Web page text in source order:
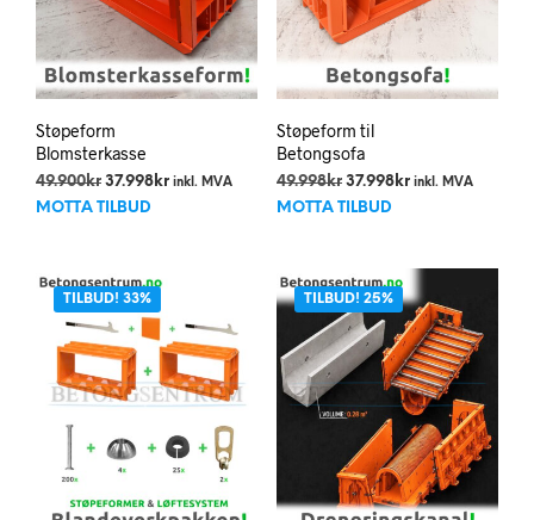
Støpeform
Blomsterkasse
49.900kr Opprinnelig
pris
37.998 krNåværende
inkl. MVA
MOTTA TILBUD
Støpeform til
Betongsofa
49.998kr Opprinnelig
pris
37.998krNåværende
inkl. MVA
MOTTA TILBUD
TILBUD! 33% TILBUD! 25%